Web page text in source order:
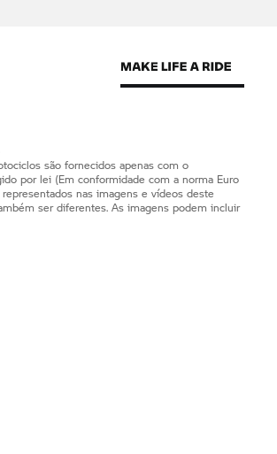
são fornecidos apenas com o
por lei (Em conformidade com a norma Euro
nas imagens e vídeos deste
ser diferentes. As imagens podem incluir